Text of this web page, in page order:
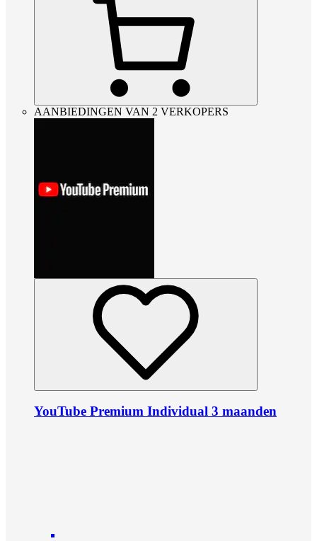
AANBIEDINGEN VAN 2 VERKOPERS
YouTube Premium Individual 3 maanden